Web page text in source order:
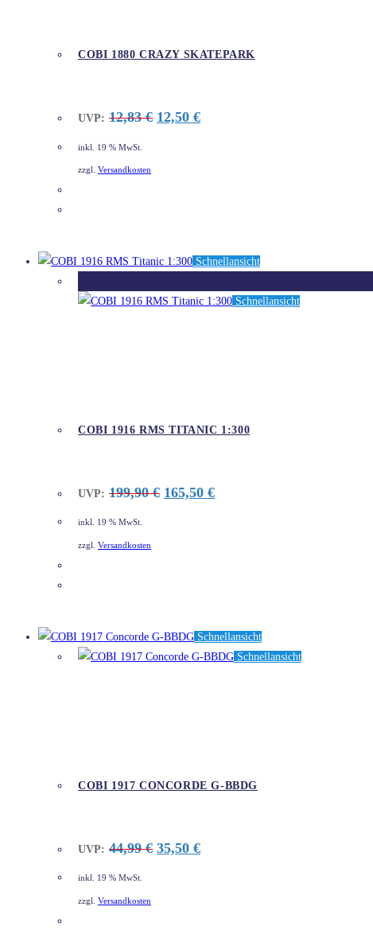
COBI 1880 CRAZY SKATEPARK
UVP: 12,83€ Ursprünglicher
Preis
12,50 €Aktueller
inkl. 19 % MwSt.
zzgl. Versandkosten
Schnellansicht
Schnellansicht
COBI 1916 RMS TITANIC 1:300
UVP: 199,90€ Ursprünglicher
Preis
165,50 €Aktueller
Preis
inkl. 19 % MwSt.
zzgl. Versandkosten
Schnellansicht
Schnellansicht
COBI 1917 CONCORDE G-BBDG
UVP: 44,99€ Ursprünglicher
Preis
35,50 €Aktueller
Preis
inkl. 19 % MwSt.
zzgl. Versandkosten